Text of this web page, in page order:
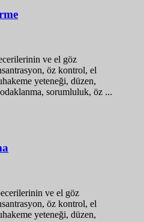
ve el göz
öz kontrol, el
yeteneği, düzen,
odaklanma, sorumluluk, öz ...
ve el göz
öz kontrol, el
yeteneği, düzen,